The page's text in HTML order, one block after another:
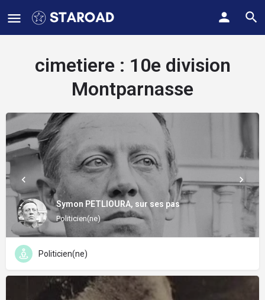
cimetiere : 10e division
Montparnasse
Symon PETLIOURA, sur ses pas
Politicien(ne)
Politicien(ne)